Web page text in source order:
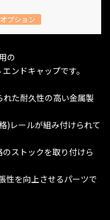
プション
の
ンドキャップです。
た耐久性の高い金属製
)レールが組み付けられて
ストックを取り付けら
性を向上させるパーツで